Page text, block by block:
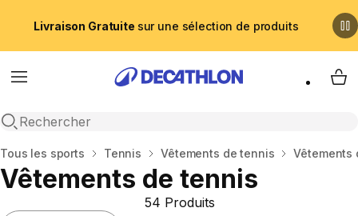
Livraison Gratuite sur une sélection de produits
Menu
Recherche ouverte
My
Accueil
Tous les sports Tennis Vêtements de tennis Vêtements
Vêtements de tennis
54 Produits